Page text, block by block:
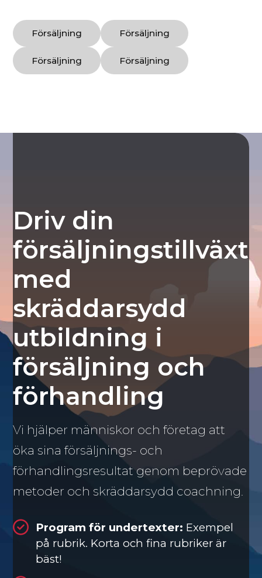
Försäljning Försäljning
Försäljning Försäljning
Driv din
försäljningstillväxt
med
skräddarsydd
utbildning i
försäljning och
förhandling
Vi hjälper människor och företag att
öka sina försäljnings- och
förhandlingsresultat genom beprövade
metoder och skräddarsydd coachning.
Program för undertexter: Exempel
på rubrik. Korta och fina rubriker är
bäst!